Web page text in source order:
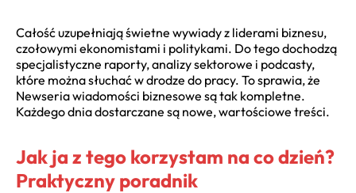
Całość uzupełniają świetne wywiady z liderami biznesu,
czołowymi ekonomistami i politykami. Do tego dochodzą
specjalistyczne raporty, analizy sektorowe i podcasty,
które można słuchać w drodze do pracy. To sprawia, że
Newseria wiadomości biznesowe są tak kompletne.
Każdego dnia dostarczane są nowe, wartościowe treści.
Jak ja z tego korzystam na co dzień?
Praktyczny poradnik